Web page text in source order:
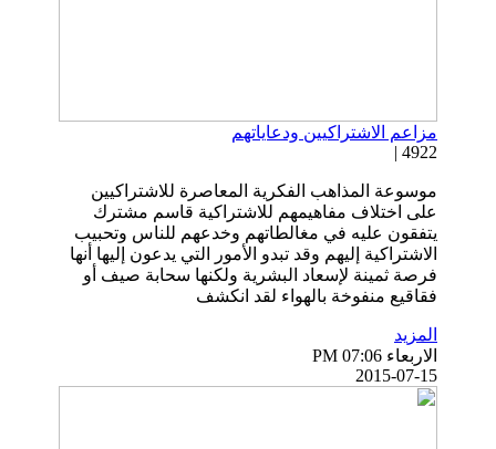
مزاعم الاشتراكيين ودعاياتهم
4922 |
موسوعة المذاهب الفكرية المعاصرة للاشتراكيين
على اختلاف مفاهيمهم للاشتراكية قاسم مشترك
يتفقون عليه في مغالطاتهم وخدعهم للناس وتحبيب
الاشتراكية إليهم وقد تبدو الأمور التي يدعون إليها أنها
فرصة ثمينة لإسعاد البشرية ولكنها سحابة صيف أو
فقاقيع منفوخة بالهواء لقد انكشف
المزيد
الاربعاء PM 07:06
2015-07-15